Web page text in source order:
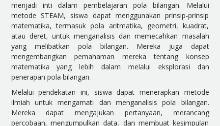
menjadi inti dalam pembelajaran pola bilangan. Melalui
metode STEAM, siswa dapat menggunakan prinsip-prinsip
matematika, termasuk pola aritmatika, geometri, kuadrat,
atau deret, untuk menganalisis dan memecahkan masalah
yang melibatkan pola bilangan. Mereka juga dapat
mengembangkan pemahaman mereka tentang konsep
matematika yang lebih dalam melalui eksplorasi dan
penerapan pola bilangan.
Melalui pendekatan ini, siswa dapat menerapkan metode
ilmiah untuk mengamati dan menganalisis pola bilangan.
Mereka dapat mengajukan pertanyaan, merancang
percobaan, mengumpulkan data, dan membuat kesimpulan